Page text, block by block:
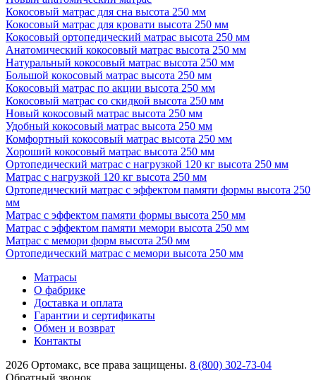
Кокосовый матрас для сна высота 250 мм
Кокосовый матрас для кровати высота 250 мм
Кокосовый ортопедический матрас высота 250 мм
Анатомический кокосовый матрас высота 250 мм
Натуральный кокосовый матрас высота 250 мм
Большой кокосовый матрас высота 250 мм
Кокосовый матрас по акции высота 250 мм
Кокосовый матрас со скидкой высота 250 мм
Новый кокосовый матрас высота 250 мм
Удобный кокосовый матрас высота 250 мм
Комфортный кокосовый матрас высота 250 мм
Хороший кокосовый матрас высота 250 мм
Ортопедический матрас с нагрузкой 120 кг высота 250 мм
Матрас с нагрузкой 120 кг высота 250 мм
Ортопедический матрас с эффектом памяти формы высота 250
мм
Матрас с эффектом памяти формы высота 250 мм
Матрас с эффектом памяти мемори высота 250 мм
Матрас с мемори форм высота 250 мм
Ортопедический матрас с мемори высота 250 мм
Матрасы
О фабрике
Доставка и оплата
Гарантии и сертификаты
Обмен и возврат
Контакты
2026 Ортомакс, все права защищены. 8 (800) 302-73-04
Обратный звонок